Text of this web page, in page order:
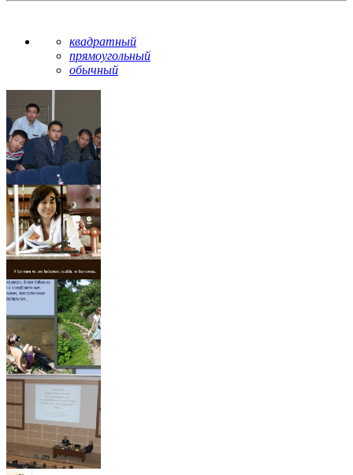
квадратный
прямоугольный
обычный